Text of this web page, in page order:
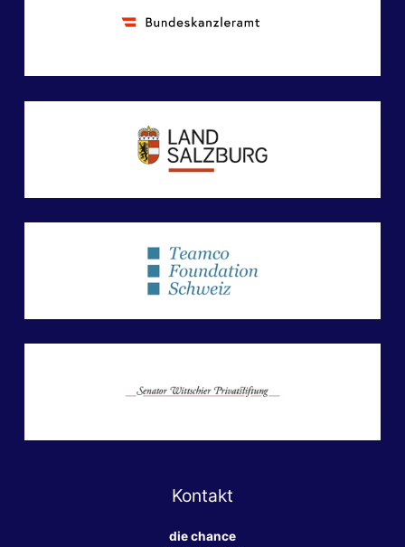
Kontakt
die chance